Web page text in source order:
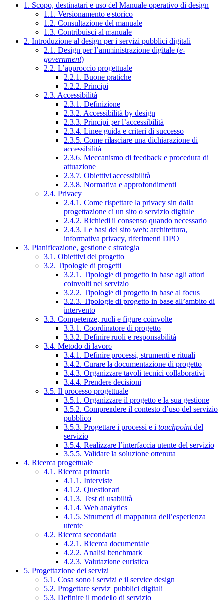
1. Scopo, destinatari e uso del Manuale operativo di design
1.1. Versionamento e storico
1.2. Consultazione del manuale
1.3. Contribuisci al manuale
2. Introduzione al design per i servizi pubblici digitali
2.1. Design per l’amministrazione digitale (e-
government)
2.2. L’approccio progettuale
2.2.1. Buone pratiche
2.2.2. Principi
2.3. Accessibilità
2.3.1. Definizione
2.3.2. Accessibilità by design
2.3.3. Principi per l’accessibilità
2.3.4. Linee guida e criteri di successo
2.3.5. Come rilasciare una dichiarazione di
accessibilità
2.3.6. Meccanismo di feedback e procedura di
attuazione
2.3.7. Obiettivi accessibilità
2.3.8. Normativa e approfondimenti
2.4. Privacy
2.4.1. Come rispettare la privacy sin dalla
progettazione di un sito o servizio digitale
2.4.2. Richiedi il consenso quando necessario
2.4.3. Le basi del sito web: architettura,
informativa privacy, riferimenti DPO
3. Pianificazione, gestione e strategia
3.1. Obiettivi del progetto
3.2. Tipologie di progetti
3.2.1. Tipologie di progetto in base agli attori
coinvolti nel servizio
3.2.2. Tipologie di progetto in base al focus
3.2.3. Tipologie di progetto in base all’ambito di
intervento
3.3. Competenze, ruoli e figure coinvolte
3.3.1. Coordinatore di progetto
3.3.2. Definire ruoli e responsabilità
3.4. Metodo di lavoro
3.4.1. Definire processi, strumenti e rituali
3.4.2. Curare la documentazione di progetto
3.4.3. Organizzare tavoli tecnici collaborativi
3.4.4. Prendere decisioni
3.5. Il processo progettuale
3.5.1. Organizzare il progetto e la sua gestione
3.5.2. Comprendere il contesto d’uso del servizio
pubblico
3.5.3. Progettare i processi e i touchpointdel
servizio
3.5.4. Realizzare l’interfaccia utente del servizio
3.5.5. Validare la soluzione ottenuta
4. Ricerca progettuale
4.1. Ricerca primaria
4.1.1. Interviste
4.1.2. Questionari
4.1.3. Test di usabilità
4.1.4. Web analytics
4.1.5. Strumenti di mappatura dell’esperienza
utente
4.2. Ricerca secondaria
4.2.1. Ricerca documentale
4.2.2. Analisi benchmark
4.2.3. Valutazione euristica
5. Progettazione dei servizi
5.1. Cosa sono i servizi e il service design
5.2. Progettare servizi pubblici digitali
5.3. Definire il modello di servizio